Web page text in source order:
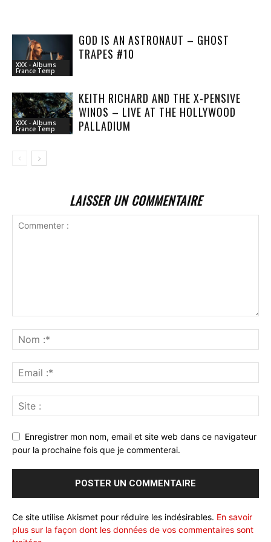
XXX - Albums
France Temp
GOD IS AN ASTRONAUT – GHOST
TRAPES #10
XXX - Albums
France Temp
KEITH RICHARD AND THE X-PENSIVE
WINOS – LIVE AT THE HOLLYWOOD
PALLADIUM
LAISSER UN COMMENTAIRE
Enregistrer mon nom, email et site web dans ce navigateur
pour la prochaine fois que je commenterai.
Ce site utilise Akismet pour réduire les indésirables. En savoir
plus sur la façon dont les données de vos commentaires sont